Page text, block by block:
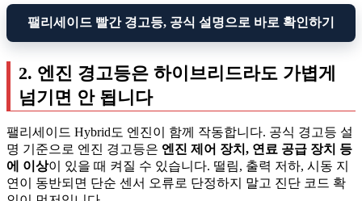
팰리세이드 빨간 경고등, 공식 설명으로 바로 확인하기
2. 엔진 경고등은 하이브리드라도 가볍게
넘기면 안 됩니다
팰리세이드 Hybrid도 엔진이 함께 작동합니다. 공식 경고등 설
명 기준으로 엔진 경고등은 엔진 제어 장치, 연료 공급 장치 등
에 이상이 있을 때 켜질 수 있습니다. 떨림, 출력 저하, 시동 지
연이 동반되면 단순 센서 오류로 단정하지 말고 진단 코드 확